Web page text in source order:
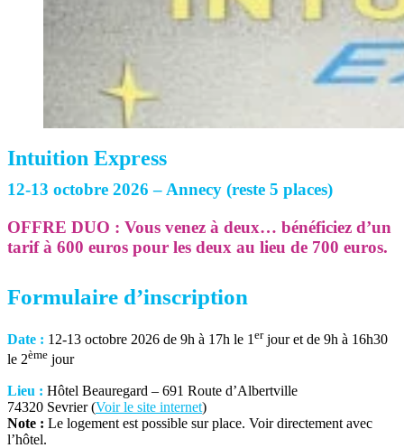
Intuition Express
12-13 octobre 2026 – Annecy (reste 5 places)
OFFRE DUO : Vous venez à deux… bénéficiez d’un
tarif à 600 euros pour les deux au lieu de 700 euros.
Formulaire d’inscription
Date : 12-13 octobre 2026 de 9h à 17h le 1 erjour et de 9h à 16h30
le 2ème jour
Lieu : Hôtel Beauregard – 691 Route d’Albertville
74320 Sevrier (Voir le site internet)
Note : Le logement est possible sur place. Voir directement avec
l’hôtel.